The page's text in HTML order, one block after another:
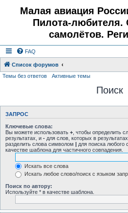
Малая авиация
Пилота-любителя.
самолётов.
FAQ
Список форумов
Темы без ответов
Активные темы
Поиск
ЗАПРОС
Ключевые слова:
Вы можете использовать + , чтобы определить
результатах, и - для слов, которых в
разделить слова символом | для поиска любого
качестве шаблона для частичного совпадения.
Искать все слова
Искать любое слово/поиск с языком
Поиск по автору:
Используйте * в качестве шаблона.